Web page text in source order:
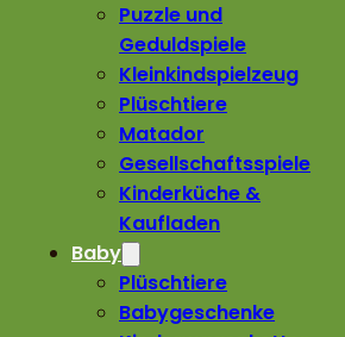
Puzzle und
Geduldspiele
Kleinkindspielzeug
Plüschtiere
Matador
Gesellschaftsspiele
Kinderküche &
Kaufladen
Baby
Plüschtiere
Babygeschenke